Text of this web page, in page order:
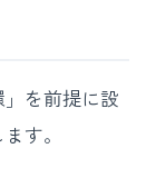
を前提に設
す。